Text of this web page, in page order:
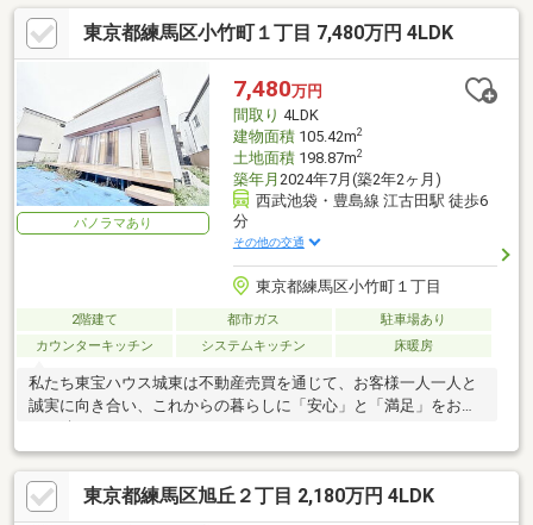
台 ガス乾燥機「乾太くん」 ロフト×2 WIC グルニエ 南向
きの約10坪のお庭 カースペース 駐輪スペース付■1階南向きの
リビングは広々20.5帖！ 天井高2.6ｍ オープンウィンの窓を採
用し開放的 リビングに面したウッドデッキは2ｍ×9.2ｍ■プライ
ベート空間も充実 主寝室7.9帖 豊富な収納が魅了的♪
東京都練馬区小竹町１丁目 7,480万円 4LDK
パノラマあり
7,480万円
間取り 4LDK
建物面積105.42m2
土地面積198.87m2
築年月 2024年7月(築2年2ヶ月)
西武池袋・豊島線 江古田駅 徒歩6
分
その他の交通
東京都練馬区小竹町１丁目
2階建て 都市ガス
駐車場あり
カウンターキッチン
システムキッチン 床暖房
私たち東宝ハウス城東は不動産売買を通じて、お客様一人一人と
誠実に向き合い、これからの暮らしに「安心」と「満足」をお届
けし続けていきます。
東京都練馬区旭丘２丁目 2,180万円 4LDK